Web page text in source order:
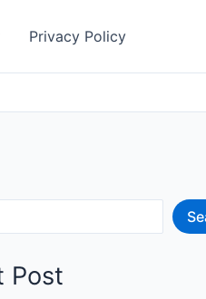
Privacy Policy
Post